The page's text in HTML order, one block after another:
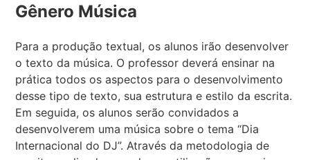
Gênero Música
Para a produção textual, os alunos irão desenvolver
o texto da música. O professor deverá ensinar na
prática todos os aspectos para o desenvolvimento
desse tipo de texto, sua estrutura e estilo da escrita.
Em seguida, os alunos serão convidados a
desenvolverem uma música sobre o tema “Dia
Internacional do DJ”. Através da metodologia de